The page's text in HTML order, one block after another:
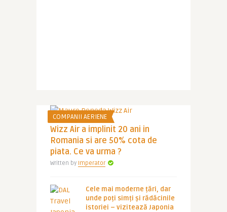
COMPANII AERIENE
Wizz Air a implinit 20 ani in
Romania si are 50% cota de
piata. Ce va urma ?
Written by Imperator
Cele mai moderne țări, dar
unde poți simți și rădăcinile
istoriei – vizitează Japonia